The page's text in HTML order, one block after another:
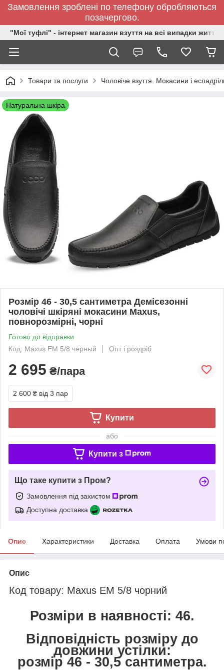
Замовлення зроблені по телефону обробляються
позачергово.
"Мої туфлі" - інтернет магазин взуття на всі випадки життя.
Товари та послуги Чоловіче взуття. Мокасини і
Натуральна шкіра
Розмір 46 - 30,5 сантиметра Демісезонні
чоловічі шкіряні мокасини Maxus,
повнорозмірні, чорні
Готово до відправки
Код: Maxus EM 5/8 черный
Опт і роздріб
2 695 ₴/пара
2 600 ₴ від 3 пар
Купити
або
Купити з
Що таке купити з Пром?
Замовлення під захистом
Доступна доставка
Опис Характеристики Доставка Оплата Умови
Опис
Код товару: Maxus EM 5/8 чорний
Розміри в наявності: 46.
Відповідність розміру до
довжини устілки:
розмір 46 - 30,5 сантиметра.